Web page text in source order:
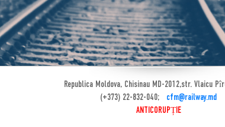
Republica Moldova, Chisinau MD-2012,str. Vlaicu
(+373) 22-832-040; cfm@railway.md
ANTICORUPȚIE